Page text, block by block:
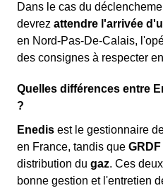
Dans le cas du
devrez attendre l'arrivée
en Nord-Pas-De-Calais,
des consignes à respecter
Quelles différences entre
?
Enedis est le gestionnaire
en France, tandis que GRDF
distribution du gaz. Ces
bonne gestion et l'entretien